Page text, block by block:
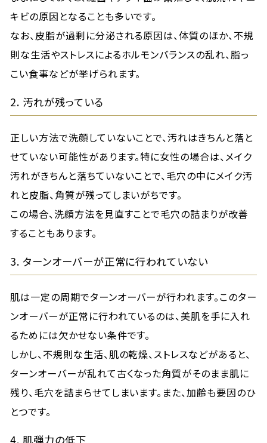
キビの原因となることも多いです。
なお、皮脂が過剰に分泌される原因は、体質のほか、不規
則な生活やストレスによるホルモンバランスの乱れ、脂っ
こい食事などが挙げられます。
2. 汚れが残っている
正しい方法で洗顔していないことで、汚れはきちんと落と
せていない可能性があります。特に女性の場合は、メイク
汚れがきちんと落ちていないことで、毛穴の中にメイク汚
れと皮脂、角質が残ってしまいがちです。
この場合、洗顔方法を見直すことで毛穴の詰まりが改善
することもあります。
3. ターンオーバーが正常に行われていない
肌は一定の周期でターンオーバーが行われます。このター
ンオーバーが正常に行われているのは、美肌を手に入れ
るためには欠かせない条件です。
しかし、不規則な生活、肌の乾燥、ストレスなどがあると、
ターンオーバーが乱れて古くなった角質がそのまま肌に
残り、毛穴を詰まらせてしまいます。また、加齢も要因のひ
とつです。
4. 肌弾力の低下